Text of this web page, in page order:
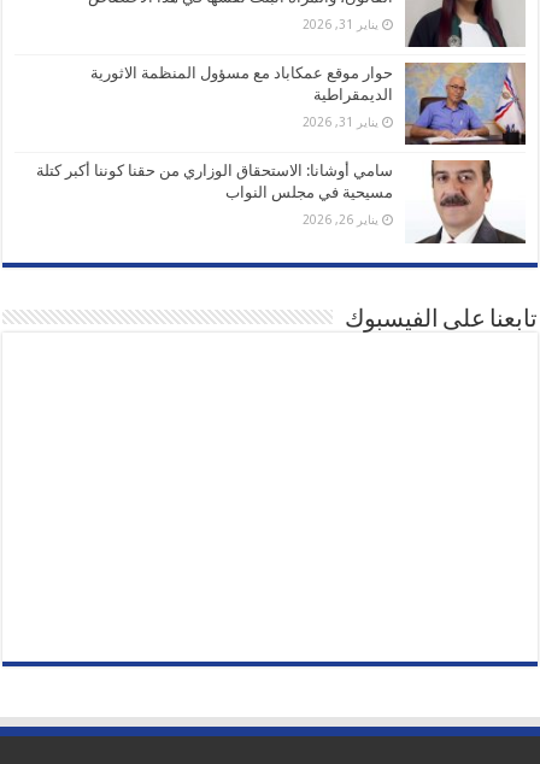
يناير 31, 2026
حوار موقع عمكاباد مع مسؤول المنظمة الاثورية
الديمقراطية
يناير 31, 2026
سامي أوشانا: الاستحقاق الوزاري من حقنا كوننا أكبر كتلة
مسيحية في مجلس النواب
يناير 26, 2026
تابعنا على الفيسبوك